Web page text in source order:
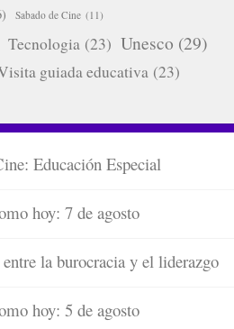
Sabado de Cine (11)
Tecnologia (23) Unesco (29)
guiada educativa (23)
Educación Especial
hoy: 7 de agosto
la burocracia y el liderazgo
hoy: 5 de agosto